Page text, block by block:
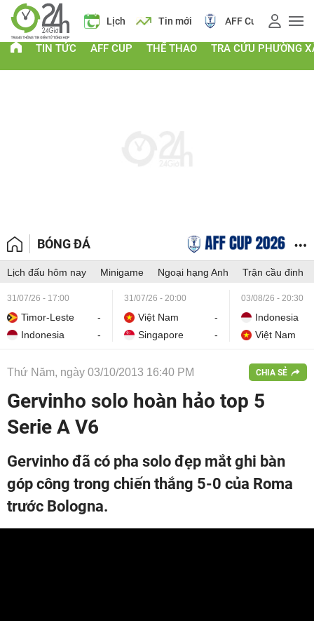
vàng Lịch Tin mới AFF Cup Giá vàng
TIN TỨC AFF CUP THỂ THAO TRA CỨU PHƯỜNG
BÓNG ĐÁ
Lịch đấu hôm nay Minigame Ngoại hạng Anh Trận cầu đinh
31/07/26 - 17:00
Timor-Leste
-
Indonesia
-
31/07/26 - 20:00
Việt Nam
-
Singapore
-
03/08/26 - 20:30
Indonesia
Việt Nam
Thứ Năm, ngày 03/10/2013 16:40 PM CHIA SẺ
Gervinho solo hoàn hảo top 5
Serie A V6
Gervinho đã có pha solo đẹp mắt ghi bàn
góp công trong chiến thắng 5-0 của Roma
trước Bologna.